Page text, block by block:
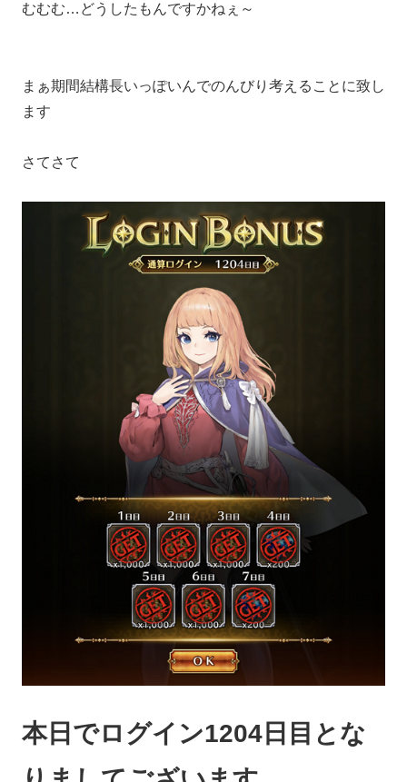
むむむ…どうしたもんですかねぇ～
まぁ期間結構長いっぽいんでのんびり考えることに致し
ます
さてさて
本日でログイン1204日目とな